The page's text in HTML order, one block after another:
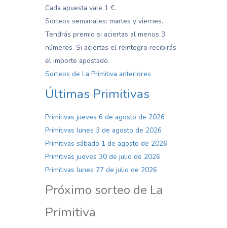
Cada apuesta vale 1 €.
Sorteos semanales: martes y viernes.
Tendrás premio si aciertas al menos 3
números. Si aciertas el reintegro recibirás
el importe apostado.
Sorteos de La Primitiva anteriores
Últimas Primitivas
Primitivas jueves 6 de agosto de 2026
Primitivas lunes 3 de agosto de 2026
Primitivas sábado 1 de agosto de 2026
Primitivas jueves 30 de julio de 2026
Primitivas lunes 27 de julio de 2026
Próximo sorteo de La
Primitiva